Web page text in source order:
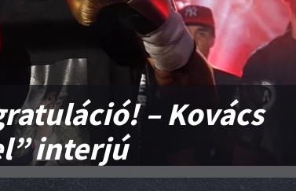
– Kovács
interjú